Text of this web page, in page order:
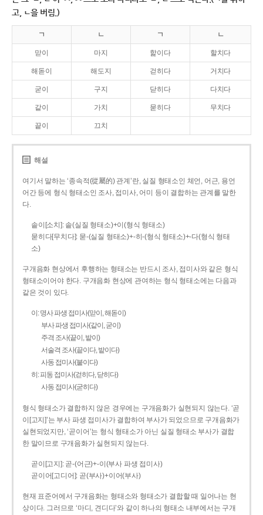
고, ㄴ을 버림.)
ㄱ ㄴ ㄱ ㄴ
맏이 마지 핥이다 할치다
해돋이 해도지 걷히다 거치다
굳이 구지 닫히다 다치다
같이 가치 묻히다 무치다
끝이 끄치
해설
여기서 말하는 ‘종속적(從屬的) 관계’란, 실질 형태소인 체언, 어근, 용언
어간 등에 형식 형태소인 조사, 접미사, 어미 등이 결합하는 관계를 말한
다.
솥이[소치]: 솥(실질 형태소)+이(형식 형태소)
묻히다[무치다]: 묻­-(실질 형태소)+­-히­-(형식 형태소)+-다(형식 형태
소)
구개음화 현상에서 후행하는 형태소는 반드시 조사, 접미사와 같은 형식
형태소이어야 한다. 구개음화 현상에 관여하는 형식 형태소에는 다음과
같은 것이 있다.
이: 명사 파생 접미사(맏이, 해돋이)
부사 파생 접미사(같이, 굳이)
주격 조사(끝이, 밭이)
서술격 조사(끝이다, 밭이다)
사동 접미사(붙이다)
히: 피동 접미사(걷히다, 닫히다)
사동 접미사(굳히다)
형식 형태소가 결합하지 않은 경우에는 구개음화가 실현되지 않는다. ‘곧
이[고지]’는 부사 파생 접미사가 결합하여 부사가 되었으므로 구개음화가
실현되었지만, ‘곧이어’는 형식 형태소가 아닌 실질 형태소 부사가 결합
한 말이므로 구개음화가 실현되지 않는다.
곧이[고지]: 곧-­(어근)+­-이(부사 파생 접미사)
곧이어[고디어]: 곧(부사)+이어(부사)
현재 표준어에서 구개음화는 형태소와 형태소가 결합할 때 일어나는 현
상이다. 그러므로 ‘마디, 견디다’와 같이 하나의 형태소 내부에서는 구개